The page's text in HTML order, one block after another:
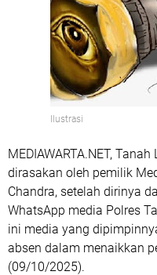
Ilustrasi
MEDIAWARTA.NET,
dirasakan oleh pemilik
Chandra, setelah dirinya
WhatsApp media Polres
ini media yang
absen dalam menaikkan
(09/10/2025).